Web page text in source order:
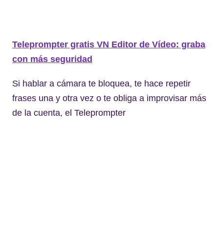
Teleprompter gratis VN Editor de Vídeo: graba
con más seguridad
Si hablar a cámara te bloquea, te hace repetir
frases una y otra vez o te obliga a improvisar más
de la cuenta, el Teleprompter